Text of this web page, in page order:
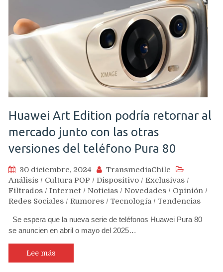
Huawei Art Edition podría retornar al
mercado junto con las otras
versiones del teléfono Pura 80
30 diciembre, 2024
TransmediaChile
Análisis / Cultura POP / Dispositivo / Exclusivas /
Filtrados / Internet / Noticias / Novedades / Opinión /
Redes Sociales / Rumores / Tecnología / Tendencias
Se espera que la nueva serie de teléfonos Huawei Pura 80
se anuncien en abril o mayo del 2025…
Lee más